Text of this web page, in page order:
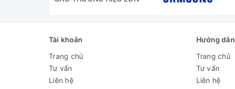
Tài khoản
Trang chủ
Tư vấn
Liên hệ
Hướng dẫn
Trang chủ
Tư vấn
Liên hệ